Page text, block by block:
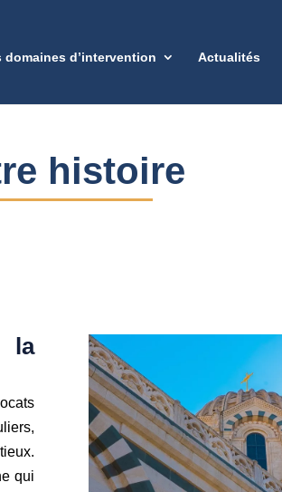
domaines d’intervention Actualités
histoire
la
qui